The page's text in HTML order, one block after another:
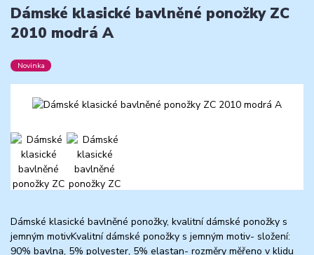
Dámské klasické bavlněné ponožky ZC
2010 modrá A
Novinka
Dámské klasické bavlněné ponožky, kvalitní dámské ponožky s
jemným motivKvalitní dámské ponožky s jemným motiv- složení:
90% bavlna, 5% polyester, 5% elastan- rozměry měřeno v klidu